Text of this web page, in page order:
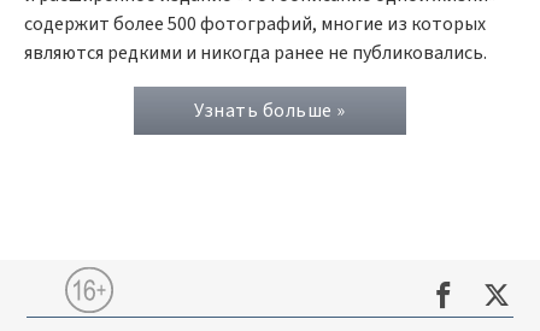
содержит более 500 фотографий, многие из которых
являются редкими и никогда ранее не публиковались.
Узнать больше »